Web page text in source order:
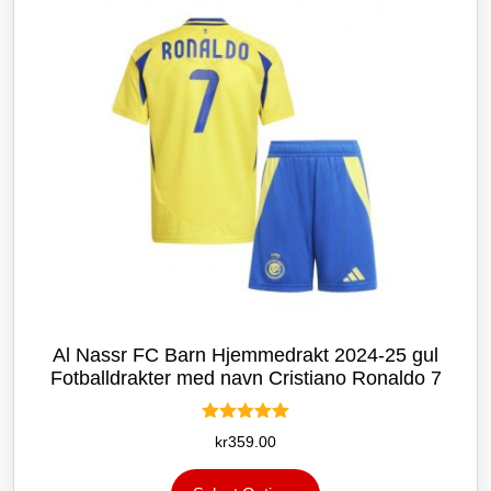
Al Nassr FC Barn Hjemmedrakt 2024-25 gul
Fotballdrakter med navn Cristiano Ronaldo 7
Vurdert
5.00
av 5
kr359.00